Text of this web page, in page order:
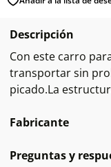
Descripción
Con este carro
transportar sin
picado.La
Fabricante
Preguntas y